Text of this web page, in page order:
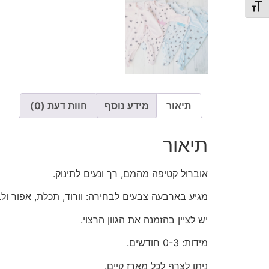
מתג גודל גופן
תיאור מידע נוסף חוות דעת (0)
תיאור
אוברול קטיפה מהמם, רך ונעים לתינוק.
מגיע בארבעה צבעים לבחירה: וורוד, תכלת, אפור
יש לציין בהזמנה את הגוון הרצוי.
מידות: 0-3 חודשים.
ניתן לצרף לכל מארז קיים.